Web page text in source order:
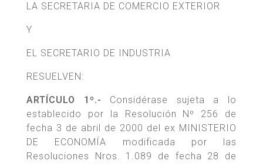
LA SECRETARIA DE COMERCIO EXTERIOR
Y
EL SECRETARIO DE INDUSTRIA
RESUELVEN:
ARTÍCULO 1º.- Considérase sujeta a lo
establecido por la Resolución Nº 256 de
fecha 3 de abril de 2000 del ex MINISTERIO
DE ECONOMÍA modificada por las
Resoluciones Nros. 1.089 de fecha 28 de